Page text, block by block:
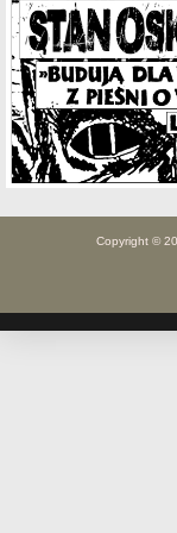
Copyright ©